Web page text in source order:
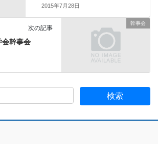
2015年7月28日
幹事会
次の記事
会幹事会